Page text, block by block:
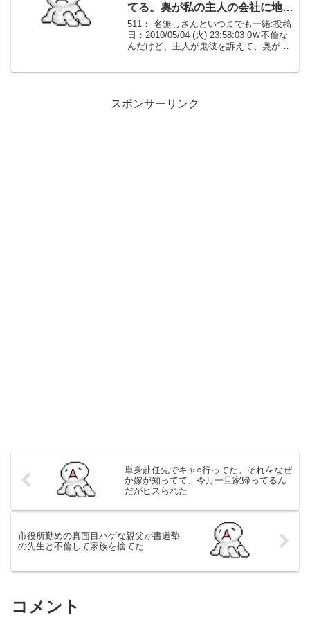
てる。奥が私の主人の会社に地
雷。もうメチャクチャです。【不
明】
511： 名無しさんといつまでも一緒:投稿
日：2010/05/04 (火) 23:58:03 0Ｗ不倫な
んだけど、主人が鬼彼を訴えて、奥が私
スポンサーリンク
単身赴任先でキャ○行ってた。それをなぜ
か嫁が知ってて、今月一旦家帰ってるん
だがヒスられた
市役所勤めの真面目ハゲな親父が書道塾
の先生と不倫して家族を捨てた
コメント